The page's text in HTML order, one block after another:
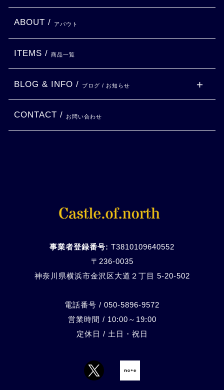
事業者登録番号: T3810109640552
〒236-0035
神奈川県横浜市金沢区大道２丁目 5-20-502
電話番号 / 050-5896-9572
営業時間 / 10:00～19:00
定休日 / 土日・祝日
ABOUT / アバウト
ITEMS / 商品一覧
BLOG & INFO / ブログ / お知らせ
CONTACT / お問い合わせ